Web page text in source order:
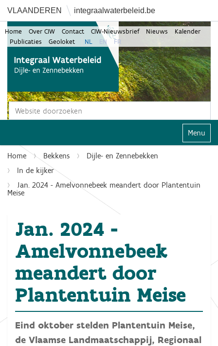
VLAANDEREN integraalwaterbeleid.be
Zoek
Home Over CIW Contact CIW-Nieuwsbrief Nieuws
Kalender
Publicaties
Geoloket NL EN FR
Klap
Home Bekkens
Dijle- en Zennebekken
In de kijker
Jan. 2024 - Amelvonnebeek meandert door Plantentuin
Meise
Jan. 2024 -
Amelvonnebeek
meandert door
Plantentuin Meise
Eind oktober stelden Plantentuin Meise,
de Vlaamse Landmaatschappij, Regionaal